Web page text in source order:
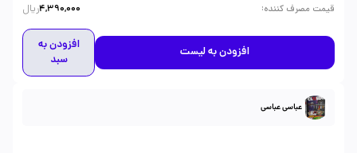
قیمت مصرف کننده:
4,390,000ریال
افزودن به لیست
افزودن به
سبد
عباسی عباسی